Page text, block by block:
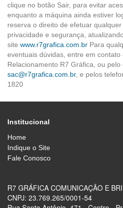
clique no botão Sair, para evitar
enquanto a máquina ainda estiver
reserva o direito de efetuar
privacidade e segurança,
site www.r7grafica.com.br Para
eventuais dúvidas, entre em contato
Relacionamento R7 Gráfica, ou pelo
sac@r7grafica.com.br, e pelos
1820
Institucional
Home
Indique o Site
Fale Conosco
R7 GRÁFICA COMUNICAÇÃO E
CNPJ: 23.769.265/0001-54